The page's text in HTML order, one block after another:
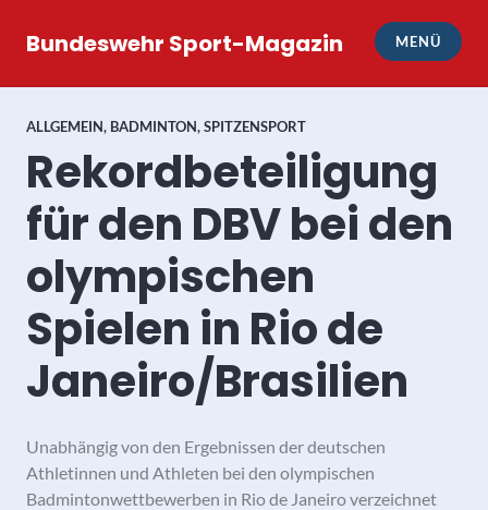
InhaltBundeswehr Sport-Magazin MENÜ
ALLGEMEIN, BADMINTON,SPITZENSPORT
Rekordbeteiligung
für den DBV bei den
olympischen
Spielen in Rio de
Janeiro/Brasilien
Unabhängig von den Ergebnissen der deutschen
Athletinnen und Athleten bei den olympischen
Badmintonwettbewerben in Rio de Janeiro verzeichnet